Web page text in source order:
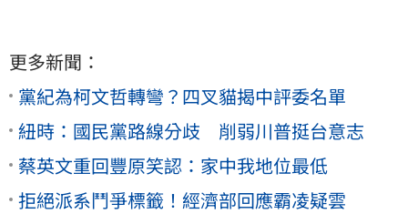
更多新聞：
黨紀為柯文哲轉彎？四叉貓揭中評委名單
紐時：國民黨路線分歧 削弱川普挺台意志
蔡英文重回豐原笑認：家中我地位最低
拒絕派系鬥爭標籤！經濟部回應霸凌疑雲